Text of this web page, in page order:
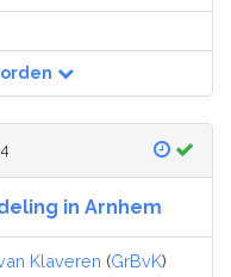
in Arnhem
Klaveren (GrBvK)